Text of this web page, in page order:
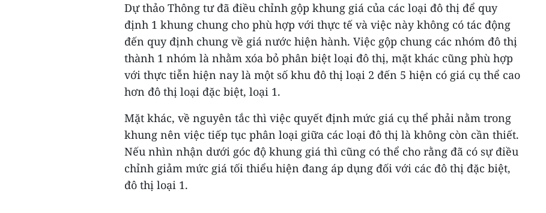
Dự thảo Thông tư đã điều chỉnh gộp khung giá của các loại đô thị để quy
định 1 khung chung cho phù hợp với thực tế và việc này không có tác động
đến quy định chung về giá nước hiện hành. Việc gộp chung các nhóm đô thị
thành 1 nhóm là nhằm xóa bỏ phân biệt loại đô thị, mặt khác cũng phù hợp
với thực tiễn hiện nay là một số khu đô thị loại 2 đến 5 hiện có giá cụ thể cao
hơn đô thị loại đặc biệt, loại 1.
Mặt khác, về nguyên tắc thì việc quyết định mức giá cụ thể phải nằm trong
khung nên việc tiếp tục phân loại giữa các loại đô thị là không còn cần thiết.
Nếu nhìn nhận dưới góc độ khung giá thì cũng có thể cho rằng đã có sự điều
chỉnh giảm mức giá tối thiểu hiện đang áp dụng đối với các đô thị đặc biệt,
đô thị loại 1.